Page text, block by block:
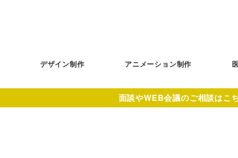
デザイン制作 アニメーション制作
面談やWEB会議のご相談はこ